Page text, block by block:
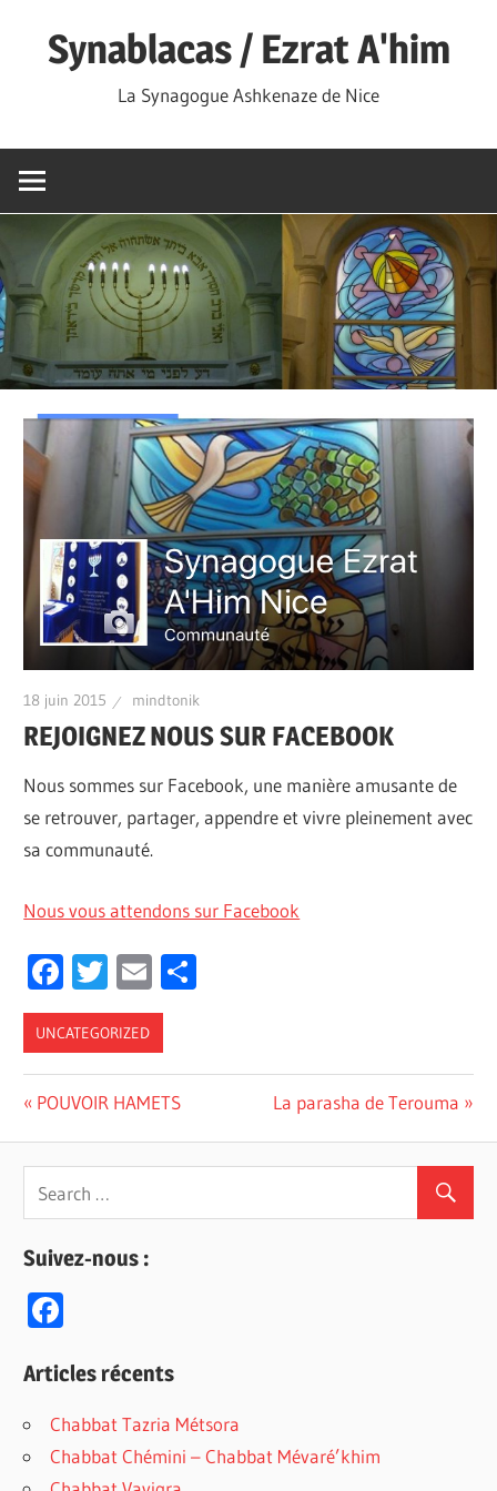
Synablacas / Ezrat A'him
La Synagogue Ashkenaze de Nice
18 juin 2015 mindtonik
REJOIGNEZ NOUS SUR FACEBOOK
Nous sommes sur Facebook, une manière amusante de
se retrouver, partager, appendre et vivre pleinement avec
sa communauté.
Nous vous attendons sur Facebook
Facebook
Twitter
Email
UNCATEGORIZED
de
l’article
Previous
POUVOIR HAMETS
Next
La parasha de Terouma
Suivez-nous :
e
b
o
Articles récents
Chabbat Tazria Métsora
Chabbat Chémini – Chabbat Mévaré’khim